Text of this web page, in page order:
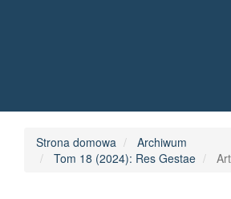
Main Content
Strona domowa
Archiwum
Tom 18 (2024): Res Gestae